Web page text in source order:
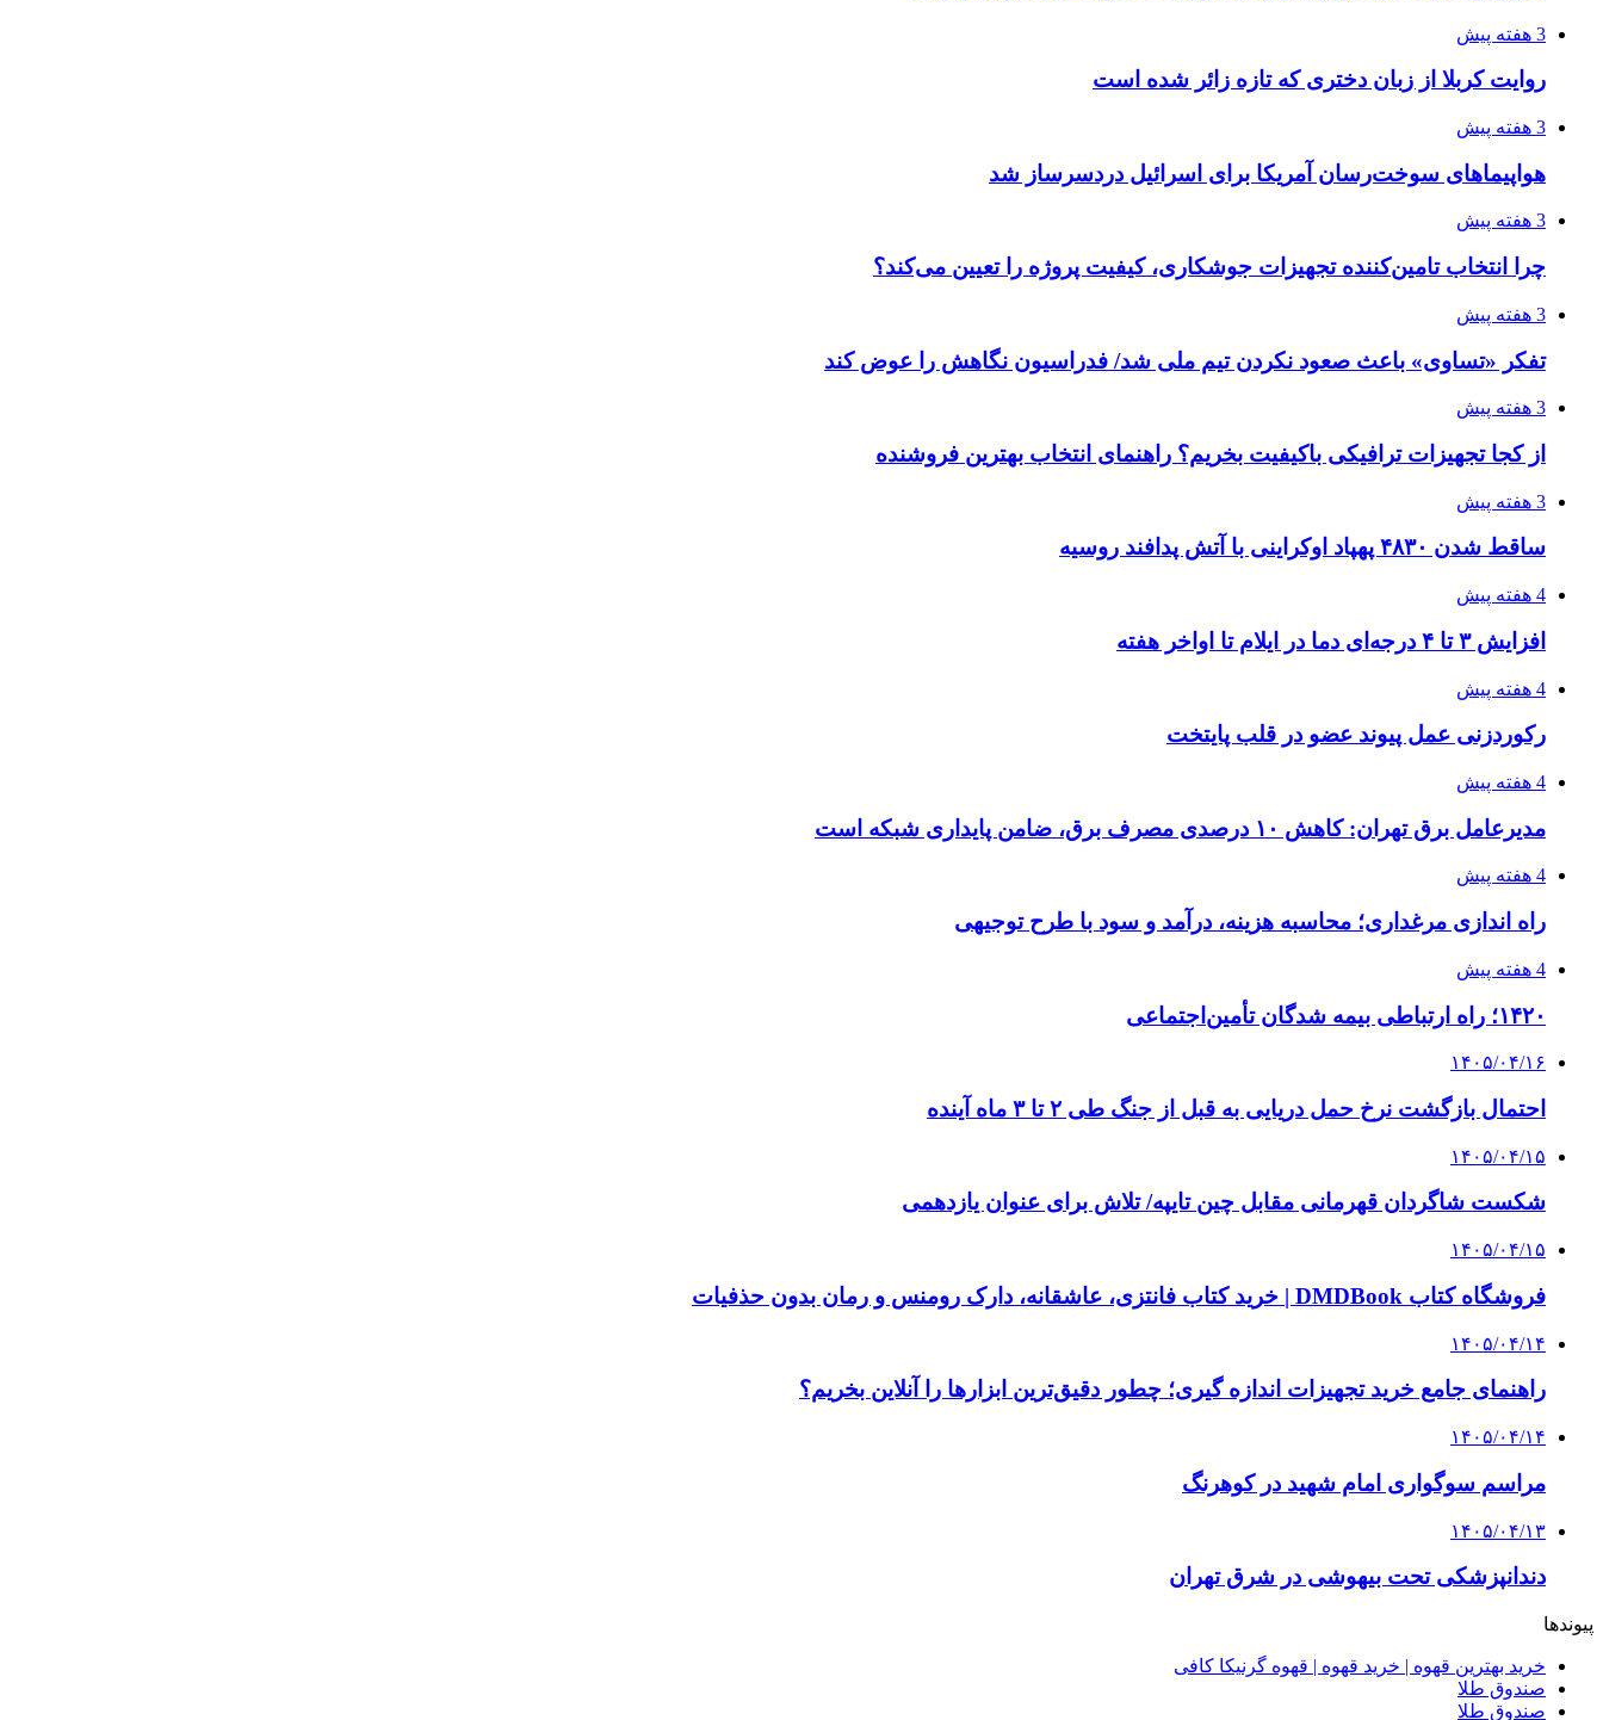
3 هفته پیش
روایت کربلا از زبان دختری که تازه زائر شده است
3 هفته پیش
هواپیماهای سوخت‌رسان آمریکا برای اسرائیل دردسرساز شد
3 هفته پیش
چرا انتخاب تامین‌کننده تجهیزات جوشکاری، کیفیت پروژه را تعیین می‌کند؟
3 هفته پیش
تفکر «تساوی» باعث صعود نکردن تیم ملی شد/ فدراسیون نگاهش را عوض کند
3 هفته پیش
از کجا تجهیزات ترافیکی باکیفیت بخریم؟ راهنمای انتخاب بهترین فروشنده
3 هفته پیش
ساقط شدن ۴۸۳۰ پهپاد اوکراینی با آتش پدافند روسیه
4 هفته پیش
افزایش ۳ تا ۴ درجه‌ای دما در ایلام تا اواخر هفته
4 هفته پیش
رکوردزنی عمل پیوند عضو در قلب پایتخت
4 هفته پیش
مدیرعامل برق تهران: کاهش ۱۰ درصدی مصرف برق، ضامن پایداری شبکه است
4 هفته پیش
راه اندازی مرغداری؛ محاسبه هزینه، درآمد و سود با طرح توجیهی
4 هفته پیش
۱۴۲۰؛ راه ارتباطی بیمه شدگان تأمین‌اجتماعی
۱۴۰۵/۰۴/۱۶
احتمال بازگشت نرخ حمل دریایی به قبل از جنگ طی ۲ تا ۳ ماه آینده
۱۴۰۵/۰۴/۱۵
شکست شاگردان قهرمانی مقابل چین تایپه/ تلاش برای عنوان یازدهمی
۱۴۰۵/۰۴/۱۵
فروشگاه کتاب DMDBook | خرید کتاب فانتزی، عاشقانه، دارک رومنس و رمان بدون حذفیات
۱۴۰۵/۰۴/۱۴
راهنمای جامع خرید تجهیزات اندازه گیری؛ چطور دقیق‌ترین ابزارها را آنلاین بخریم؟
۱۴۰۵/۰۴/۱۴
مراسم سوگواری امام شهید در کوهرنگ
۱۴۰۵/۰۴/۱۳
دندانپزشکی تحت بیهوشی در شرق تهران
پیوندها
خرید بهترین قهوه | خرید قهوه | قهوه گرنیکا کافی
صندوق طلا
صندوق طلا